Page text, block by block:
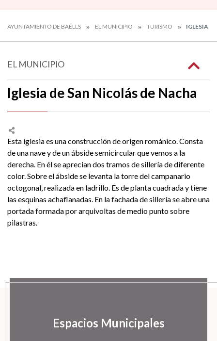
AYUNTAMIENTO DE BAÉLLS EL MUNICIPIO TURISMO IGLESIA
EL MUNICIPIO
Iglesia de San Nicolás de Nacha
Esta iglesia es una construcción de origen románico. Consta
de una nave y de un ábside semicircular que vemos a la
derecha. En él se aprecian dos tramos de sillería de diferente
color. Sobre el ábside se levanta la torre del campanario
octogonal, realizada en ladrillo. Es de planta cuadrada y tiene
las esquinas achaflanadas. En la fachada de sillería se abre una
portada formada por arquivoltas de medio punto sobre
pilastras.
Espacios Municipales